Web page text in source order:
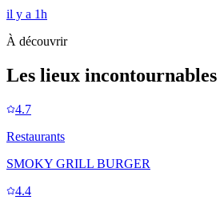
il y a 1h
À découvrir
Les lieux incontournables
4.7
Restaurants
SMOKY GRILL BURGER
4.4